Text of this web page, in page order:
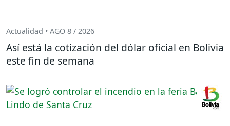
Actualidad • AGO 8 / 2026
Así está la cotización del dólar oficial en Bolivia
este fin de semana